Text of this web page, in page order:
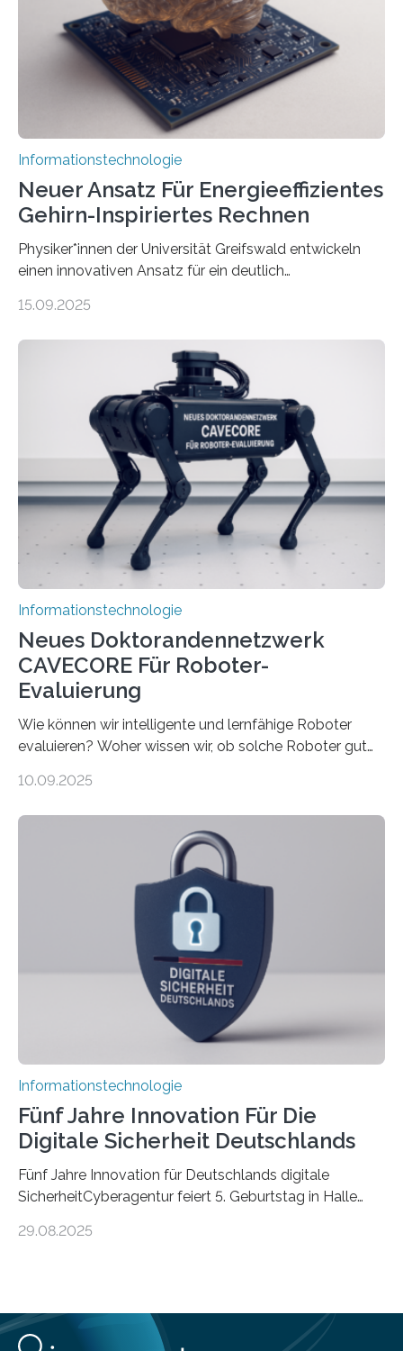
erstellen. „Besonders wichtig ist uns eine ganzheitliche
Animation, bei der Stimme, Körperbewegung, Gestik
und Mimik im Einklang sind…
Informationstechnologie
Neuer Ansatz Für Energieeffizientes
Gehirn-Inspiriertes Rechnen
Physiker*innen der Universität Greifswald entwickeln
einen innovativen Ansatz für ein deutlich
Lösungsweg ist inspiriert vom menschlichen Gehirn. Die
stellt die heutige Computertechnik vor
Herausforderungen. Herkömmliche Silizium-
Prozessoren stoßen an ihre Grenzen: Sie verbrauchen
viel Energie, die Speicher- und Verarbeitungseinheiten
sind voneinander getrennt und die Datenübertragung
bremst komplexe Anwendungen aus. Da KI-Modelle
immer größer werden und riesige Datenmengen
verarbeiten müssen, steigt der Bedarf an neuen
Rechenarchitekturen. Neben Quantencomputern
rücken dabei insbesondere…
15.09.2025
Informationstechnologie
Neues Doktorandennetzwerk
CAVECORE Für Roboter-
Evaluierung
Wie können wir intelligente und lernfähige Roboter
evaluieren? Woher wissen wir, ob solche Roboter gut
sich CAVECORE – ein neues Marie Skłodowska-Curie
koordiniert wird. Ab dem 1. September werden sich
über einen Zeitraum von vier Jahren insgesamt 15
Promovierende im Rahmen von CAVECORE mit
kognitiven Robotern beschäftigen – also mit Robotern,
die mittels Sensoren ihre Umgebung erfassen,
Informationen verarbeiten und häufig auch mit…
10.09.2025
Informationstechnologie
Fünf Jahre Innovation Für Die
Digitale Sicherheit Deutschlands
Fünf Jahre Innovation für Deutschlands digitale
SicherheitCyberagentur feiert 5. Geburtstag in Halle
ErfolgeDie Agentur für Innovation in der
Forschungsarbeit, politischen Grußworten und der
feierlichen Preisverleihung des Ideenwettbewerbs
29.08.2025